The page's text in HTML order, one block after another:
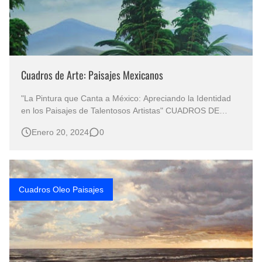
Cuadros de Arte: Paisajes Mexicanos
"La Pintura que Canta a México: Apreciando la Identidad
en los Paisajes de Talentosos Artistas" CUADROS DE
Pintados en Óleo Sobre Lienzo Cuadros de Paisajes
de Paisajes Arte en Paisaje Me…
Enero 20, 2024 0
Cuadros Oleo Paisajes